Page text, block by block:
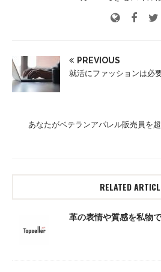
PREVIOUS
就活にファッションは必
あなたがベテランアパレル販売員を超
RELATED
革の表情や質感を私物